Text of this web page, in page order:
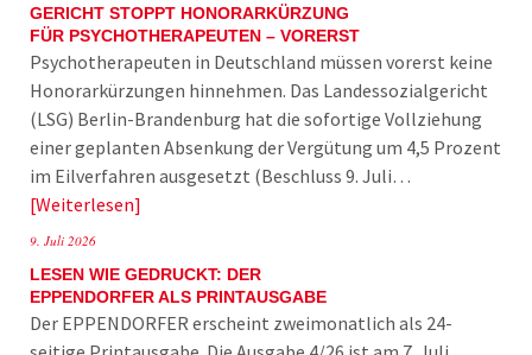
GERICHT STOPPT HONORARKÜRZUNG
FÜR PSYCHOTHERAPEUTEN – VORERST
Psychotherapeuten in Deutschland müssen vorerst keine
Honorarkürzungen hinnehmen. Das Landessozialgericht
(LSG) Berlin-Brandenburg hat die sofortige Vollziehung
einer geplanten Absenkung der Vergütung um 4,5 Prozent
im Eilverfahren ausgesetzt (Beschluss 9. Juli…
Weiterlesen
9. Juli 2026
LESEN WIE GEDRUCKT: DER
EPPENDORFER ALS PRINTAUSGABE
Der EPPENDORFER erscheint zweimonatlich als 24-